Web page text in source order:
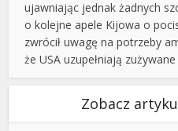
ujawniając jednak żadnych
o kolejne apele Kijowa o
zwrócił uwagę na potrzeby
że USA uzupełniają
Zobacz